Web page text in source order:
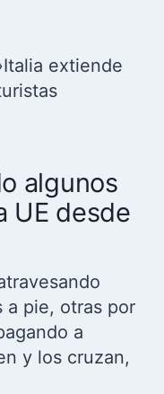
extiende
algunos
UE desde
a pie, otras por
a
y los cruzan,